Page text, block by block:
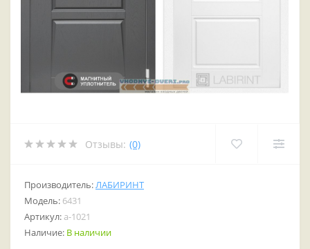
Отзывы: (0)
Производитель:ЛАБИРИНТ
Модель: 6431
Артикул: a-1021
Наличие: В наличии